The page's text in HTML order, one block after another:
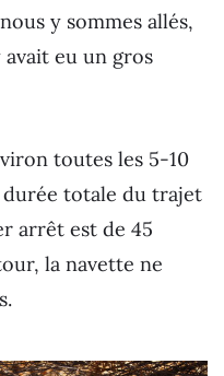
y sommes allés,
eu un gros
toutes les 5-10
durée totale du trajet
arrêt est de 45
la navette ne